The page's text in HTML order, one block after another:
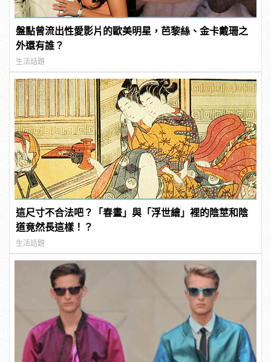
盤點曾流出性愛影片的歐美明星，芭黎絲、金卡戴珊之
外還有誰？
生活話題
這尺寸不合法吧？「春畫」與「浮世繪」裡的陰莖和陰
道竟然長這樣！？
生活話題